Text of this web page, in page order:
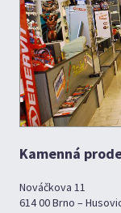
Kamenná
Nováčkova 11
614 00 Brno –